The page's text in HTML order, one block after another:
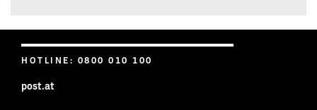
HOTLINE: 0800 010 100
post.at